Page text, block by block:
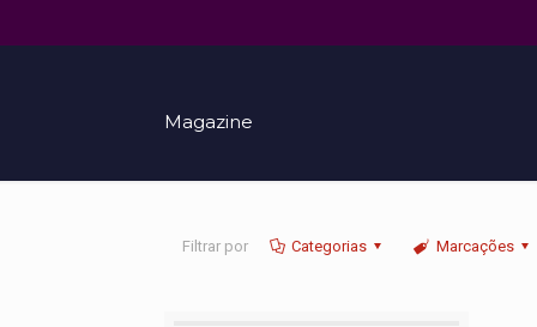
Magazine
Filtrar por Categorias Marcações